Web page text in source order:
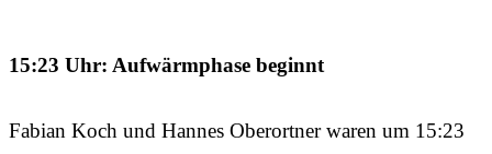
15:23 Uhr: Aufwärmphase beginnt
Fabian Koch und Hannes Oberortner waren um 15:23